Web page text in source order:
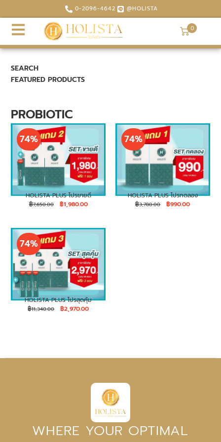
0-2096-4642 @HOLISTA
0
SEARCH
FEATURED PRODUCTS
PROBIOTIC
74%
HOLISTA PLUS โปรขายดี
฿7,650.00 ฿1,980.00
74%
HOLISTA PLUS โปรทดลอง
฿3,780.00 ฿990.00
74%
HOLISTA PLUS โปรสุดคุ้ม
฿11,340.00 ฿2,970.00
WHERE YOUR OPTIMAL